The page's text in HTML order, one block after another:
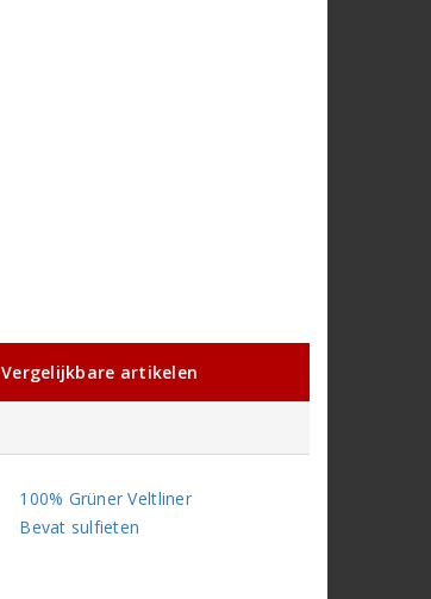
Vergelijkbare artikelen
100% Grüner Veltliner
Bevat sulfieten